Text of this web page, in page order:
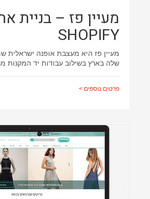
ממשק משתמש
עיצוב אתרים
שינוי עיצוב תבנית
מעיין פז – בניית
SHOPIFY
מעיין פז היא מעצבת אופנה ישראלית
שלה בארץ בשילוב עבודות יד המקנות
פרטים נוספים >